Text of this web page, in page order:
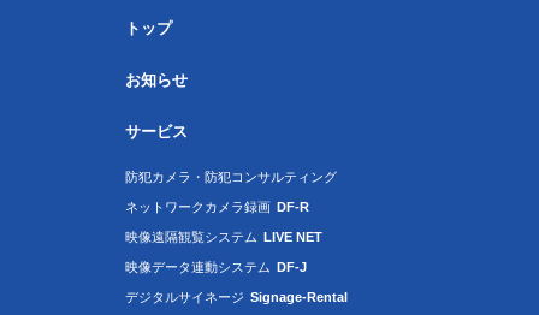
トップ
お知らせ
サービス
防犯カメラ・防犯コンサルティング
ネットワークカメラ録画 DF-R
映像遠隔観覧システム LIVE NET
映像データ連動システム DF-J
デジタルサイネージ Signage-Rental